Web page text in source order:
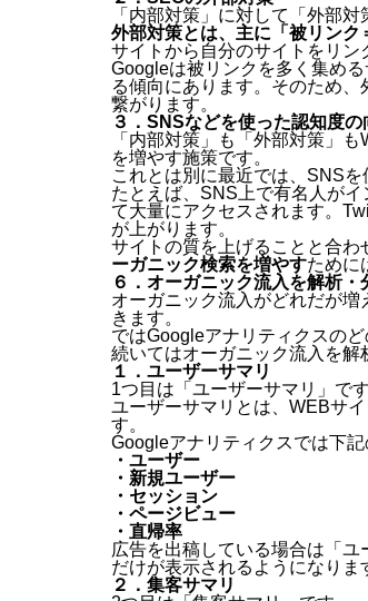
「内部対策」に対して「外部
外部対策とは、主に「被リン
サイトから自分のサイトをリン
Googleは被リンクを多く集め
る傾向にあります。そのため
繋がります。
３．SNSなどを使った認知度の
「内部対策」も「外部対策」
を増やす施策です。
これとは別に最近では、SNS
たとえば、SNS上で有名人が
て大量にアクセスされます。
が上がります。
サイトの質を上げることと合わ
ーガニック検索を増やすために
６．オーガニック流入を解析・
オーガニック流入がどれだが
きます。
ではGoogleアナリティクスの
続いてはオーガニック流入を解
１．ユーザーサマリ
1つ目は「ユーザーサマリ」です
ユーザーサマリとは、WEBサ
す。
Googleアナリティクスでは下
・ユーザー
・新規ユーザー
・セッション
・ページビュー
・直帰率
広告を出稿している場合は「
だけが表示されるようになりま
２．集客サマリ